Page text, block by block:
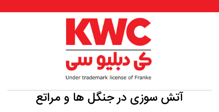
آتش سوزی در جنگل ها و مراتع